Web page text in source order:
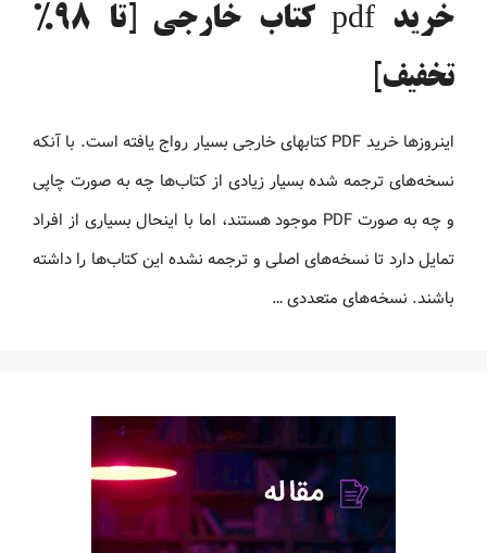
خرید pdf کتاب خارجی [تا 98%
تخفیف]
اینروزها خرید PDF کتاب‎های خارجی بسیار رواج یافته است. با آنکه
نسخه‌های ترجمه شده بسیار زیادی از کتاب‌ها چه به صورت چاپی
و چه به صورت PDF موجود هستند، اما با اینحال بسیاری از افراد
تمایل دارد تا نسخه‌های اصلی و ترجمه نشده این کتاب‌ها را داشته
باشند. نسخه‌های متعددی …